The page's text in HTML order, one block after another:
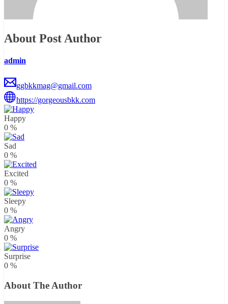
About Post Author
admin
ggbkkmag@gmail.com
https://gorgeousbkk.com
Happy
0 %
Sad
0 %
Excited
0 %
Sleepy
0 %
Angry
0 %
Surprise
0 %
About The Author